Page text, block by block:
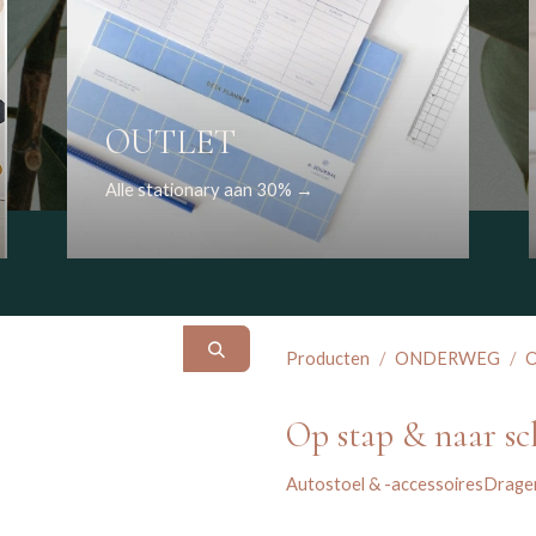
OUTLET
Alle stationary aan 30% →
Producten ONDERWEG
Op stap & naar
Autostoel & -accessoires